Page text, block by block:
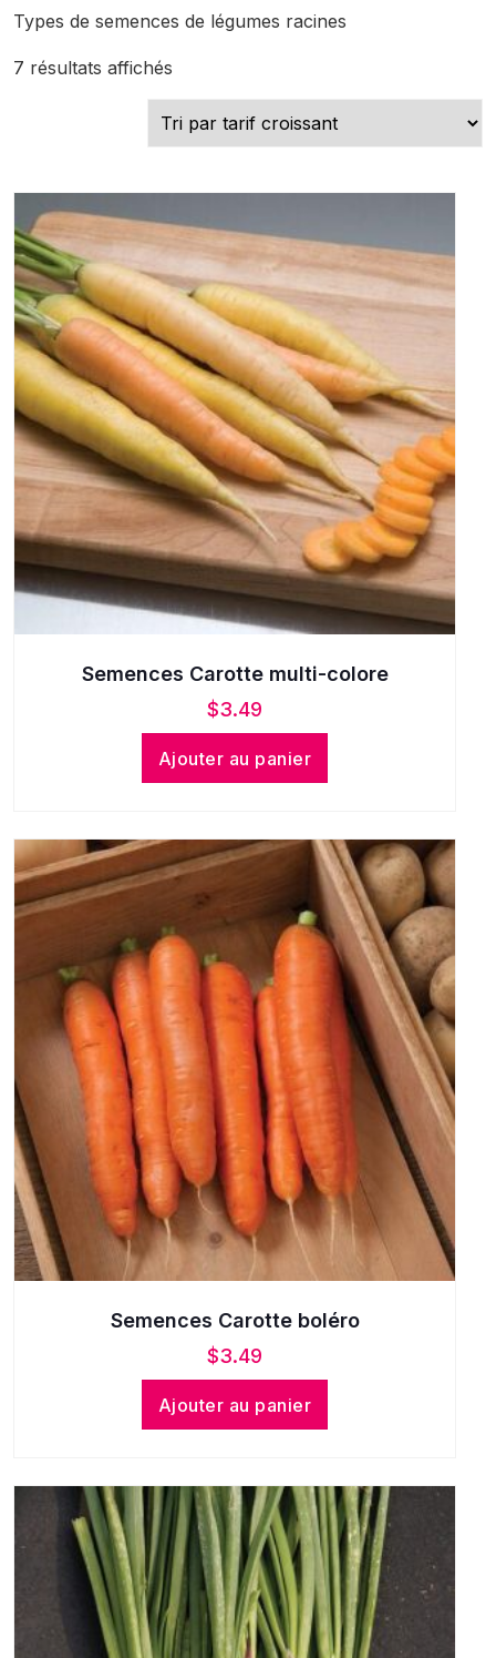
Types de semences de légumes racines
7 résultats affichés
prix
croissant
Semences Carotte multi-colore
$3.49
Ajouter au panier
Semences Carotte boléro
$3.49
Ajouter au panier